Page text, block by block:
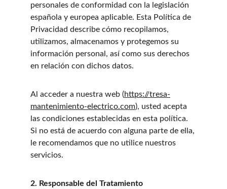
personales de conformidad con la legislación
española y europea aplicable. Esta Política de
Privacidad describe cómo recopilamos,
utilizamos, almacenamos y protegemos su
información personal, así como sus derechos
en relación con dichos datos.
Al acceder a nuestra web (https://tresa-
mantenimiento-electrico.com), usted acepta
las condiciones establecidas en esta política.
Si no está de acuerdo con alguna parte de ella,
le recomendamos que no utilice nuestros
servicios.
2. Responsable del Tratamiento